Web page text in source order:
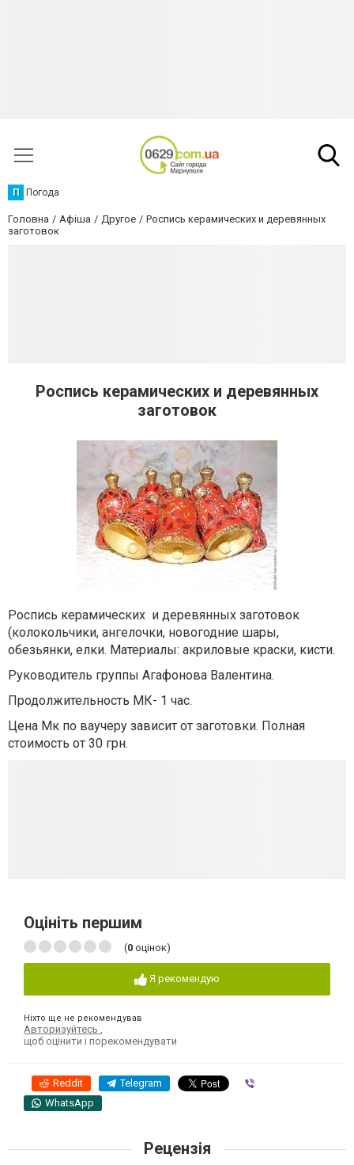
П Погода
Головна Афіша Другое
Роспись керамических и деревянных
заготовок
Роспись керамических и деревянных
заготовок
Роспись керамических и деревянных заготовок
(колокольчики, ангелочки, новогодние шары,
обезьянки, елки. Материалы: акриловые краски, кисти.
Руководитель группы Агафонова Валентина.
Продолжительность МК- 1 час.
Цена Мк по ваучеру зависит от заготовки. Полная
стоимость от 30 грн.
Оцініть першим
(0 оцінок)
Я рекомендую
Ніхто ще не рекомендував
Авторизуйтесь
щоб оцінити і порекомендувати
Reddit Telegram
WhatsApp
Рецензія